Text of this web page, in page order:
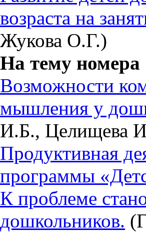
возраста на
Жукова О.Г.)
На тему номера
Возможности
мышления у
И.Б., Целищева
Продуктивная
программы
К проблеме
дошкольников.